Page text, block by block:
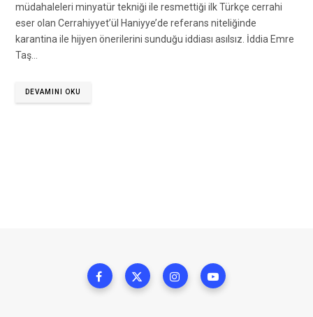
müdahaleleri minyatür tekniği ile resmettiği ilk Türkçe cerrahi
eser olan Cerrahiyyet’ül Haniyye’de referans niteliğinde
karantina ile hijyen önerilerini sunduğu iddiası asılsız. İddia Emre
Taş…
DEVAMINI OKU